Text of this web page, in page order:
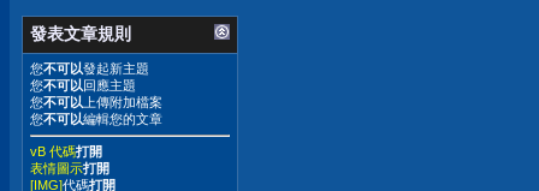
發表文章規則
您不可以發起新主題
您不可以回應主題
您不可以 上傳附加檔案
您不可以編輯您的文章
vB 代碼打開
表情圖示打開
[IMG]代碼打開